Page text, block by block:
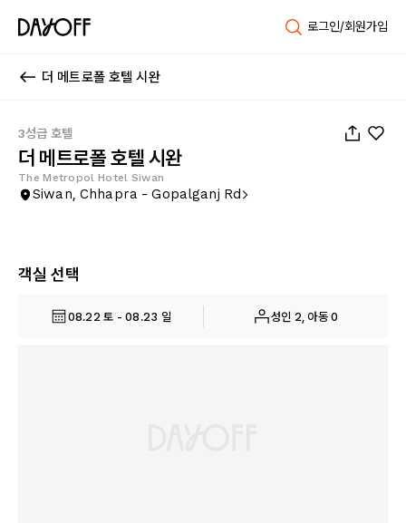
로그인/회원가입
더 메트로폴 호텔 시완
3성급 호텔
더 메트로폴 호텔 시완
The Metropol Hotel Siwan
Siwan, Chhapra - Gopalganj Rd
객실 선택
08.22 토 - 08.23 일 성인 2, 아동 0